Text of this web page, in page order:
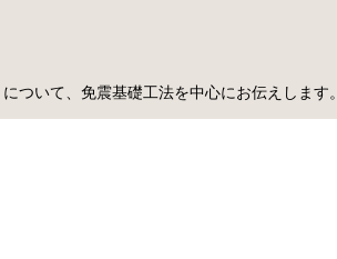
ついて、免震基礎工法を中心にお伝えします。